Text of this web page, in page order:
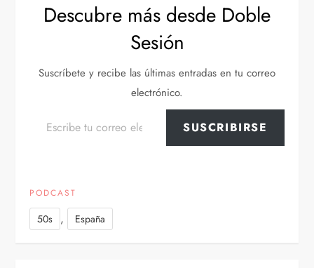
Descubre más desde Doble
Sesión
Suscríbete y recibe las últimas entradas en tu correo
electrónico.
SUSCRIBIRSE
PODCAST
50s , España